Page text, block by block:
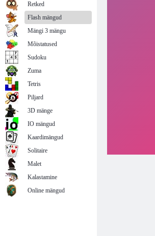
Retked
Flash mängud
Mängi 3 mängu
Mõistatused
Sudoku
Zuma
Tetris
Piljard
3D mänge
IO mängud
Kaardimängud
Solitaire
Malet
Kalastamine
Online mängud